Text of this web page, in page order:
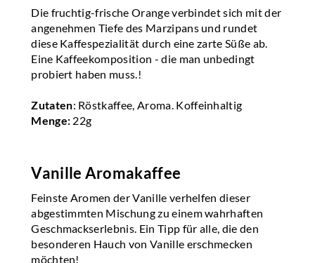
Die fruchtig-frische Orange verbindet sich mit der
angenehmen Tiefe des Marzipans und rundet
diese Kaffespezialität durch eine zarte Süße ab.
Eine Kaffeekomposition - die man unbedingt
probiert haben muss.!
Zutaten: Röstkaffee, Aroma. Koffeinhaltig
Menge: 22g
Vanille Aromakaffee
Feinste Aromen der Vanille verhelfen dieser
abgestimmten Mischung zu einem wahrhaften
Geschmackserlebnis. Ein Tipp für alle, die den
besonderen Hauch von Vanille erschmecken
möchten!